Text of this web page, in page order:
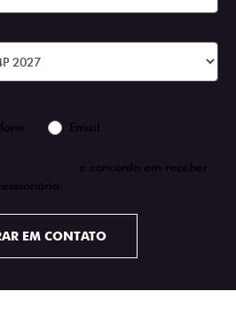
Email
e concordo em receber
EM CONTATO